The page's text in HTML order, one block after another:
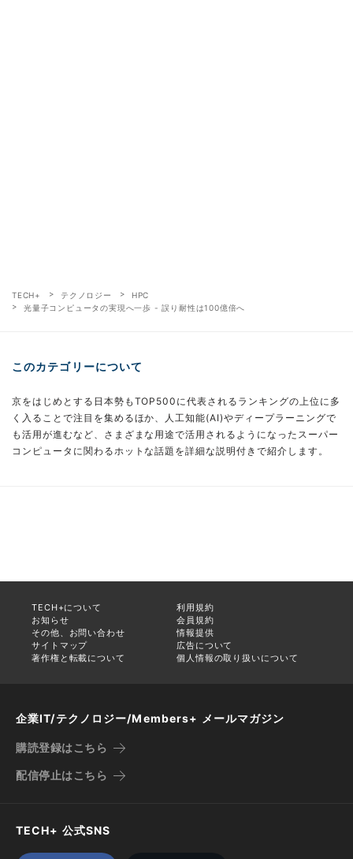
TECH+ テクノロジー
HPC
光量子コンピュータの実現へ一歩 - 誤り耐性は100億倍へ
このカテゴリーについて
京をはじめとする日本勢もTOP500に代表されるランキングの上位に多
く入ることで注目を集めるほか、人工知能(AI)やディープラーニングで
も活用が進むなど、さまざまな用途で活用されるようになったスーパー
コンピュータに関わるホットな話題を詳細な説明付きで紹介します。
TECH+について
利用規約
お知らせ
会員規約
その他、お問い合わせ
情報提供
サイトマップ
広告について
著作権と転載について
個人情報の取り扱いについて
企業IT/テクノロジー/Members+ メールマガジン
購読登録はこちら
配信停止はこちら
TECH+ 公式SNS